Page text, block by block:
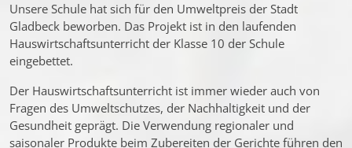
Unsere Schule hat sich für den Umweltpreis der Stadt
Gladbeck beworben. Das Projekt ist in den laufenden
Hauswirtschaftsunterricht der Klasse 10 der Schule
eingebettet.
Der Hauswirtschaftsunterricht ist immer wieder auch von
Fragen des Umweltschutzes, der Nachhaltigkeit und der
Gesundheit geprägt. Die Verwendung regionaler und
saisonaler Produkte beim Zubereiten der Gerichte führen den